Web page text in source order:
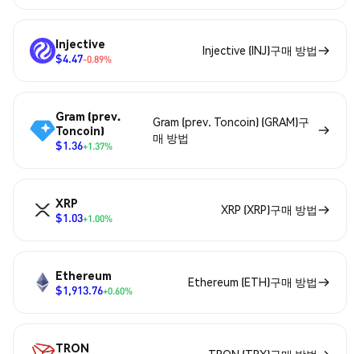
Injective
$4.47-0.89%
Injective (INJ)구매 방법
Gram (prev.
Toncoin)
$1.36+1.37%
Gram (prev. Toncoin) (GRAM)구
매 방법
XRP
$1.03+1.00%
XRP (XRP)구매 방법
Ethereum
$1,913.76+0.60%
Ethereum (ETH)구매 방법
TRON